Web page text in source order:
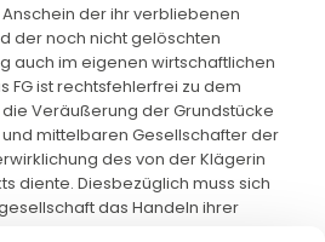
der ihr verbliebenen
der noch nicht gelöschten
auch im eigenen wirtschaftlichen
FG ist rechtsfehlerfrei zu dem
Veräußerung der Grundstücke
mittelbaren Gesellschafter der
des von der Klägerin
diente. Diesbezüglich muss sich
das Handeln ihrer